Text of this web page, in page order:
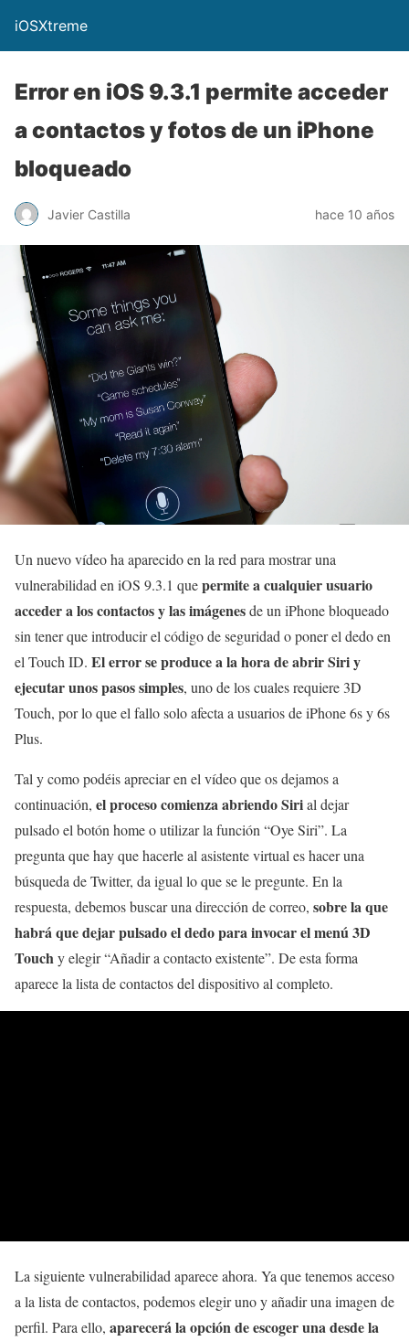
iOSXtreme
Error en iOS 9.3.1 permite acceder
a contactos y fotos de un iPhone
bloqueado
Javier Castilla hace 10 años
Un nuevo vídeo ha aparecido en la red para mostrar una
vulnerabilidad en iOS 9.3.1 quepermite a cualquier usuario
acceder a los contactos y las imágenesde un iPhone bloqueado
sin tener que introducir el código de seguridad o poner el dedo en
el Touch ID. El error se produce a la hora de abrir Siri y
ejecutar unos pasos simples, uno de los cuales requiere 3D
Touch, por lo que el fallo solo afecta a usuarios de iPhone 6s y 6s
Plus.
Tal y como podéis apreciar en el vídeo que os dejamos a
continuación, el proceso comienza abriendo Sirial dejar
pulsado el botón home o utilizar la función “Oye Siri”. La
pregunta que hay que hacerle al asistente virtual es hacer una
búsqueda de Twitter, da igual lo que se le pregunte. En la
respuesta, debemos buscar una dirección de correo, sobre la que
habrá que dejar pulsado el dedo para invocar el menú 3D
Touchy elegir “Añadir a contacto existente”. De esta forma
aparece la lista de contactos del dispositivo al completo.
La siguiente vulnerabilidad aparece ahora. Ya que tenemos acceso
a la lista de contactos, podemos elegir uno y añadir una imagen de
perfil. Para ello, aparecerá la opción de escoger una desde la